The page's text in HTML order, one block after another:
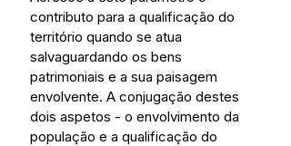
contributo para a qualificação do
território quando se atua
salvaguardando os bens
patrimoniais e a sua paisagem
envolvente. A conjugação destes
dois aspetos - o envolvimento da
população e a qualificação do